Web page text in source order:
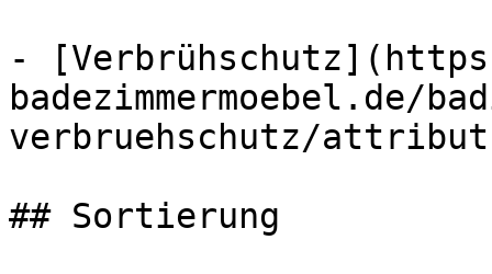
-
verbruehschutz/
## Sortierung